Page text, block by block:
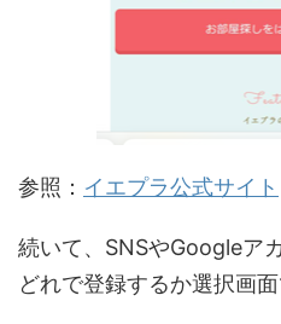
参照： イエプラ公式サイト
続いて、SNSやGoogleア
どれで登録するか選択画面